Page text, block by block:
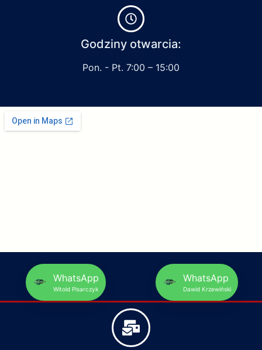
Godziny otwarcia:
Pon. - Pt. 7:00 – 15:00
WhatsApp
Witold Pisarczyk
WhatsApp
Dawid Krzewiński